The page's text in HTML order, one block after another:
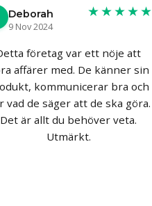
Deborah
9 Nov 2024
★★★★★
företag var ett nöje att
affärer med. De känner sin
kommunicerar bra och
vad de säger att de ska göra.
Det är allt du behöver veta.
Utmärkt.